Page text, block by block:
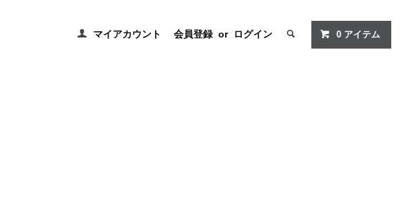
マイアカウント 会員登録 or ログイン 0 アイテム